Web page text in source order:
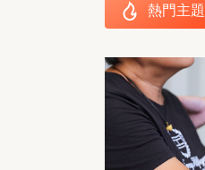
熱門主題